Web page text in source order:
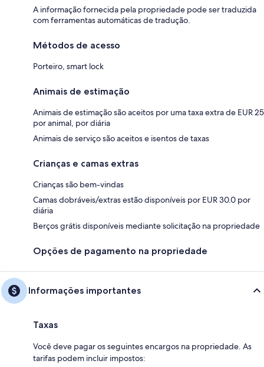
A informação fornecida pela propriedade pode ser traduzida
com ferramentas automáticas de tradução.
Métodos de acesso
Porteiro, smart lock
Animais de estimação
Animais de estimação são aceitos por uma taxa extra de EUR 25
por animal, por diária
Animais de serviço são aceitos e isentos de taxas
Crianças e camas extras
Crianças são bem-vindas
Camas dobráveis/extras estão disponíveis por EUR 30.0 por
diária
Berços grátis disponíveis mediante solicitação na propriedade
Opções de pagamento na propriedade
Informações importantes
Taxas
Você deve pagar os seguintes encargos na propriedade. As
tarifas podem incluir impostos: